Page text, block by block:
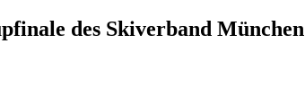
des Skiverband München